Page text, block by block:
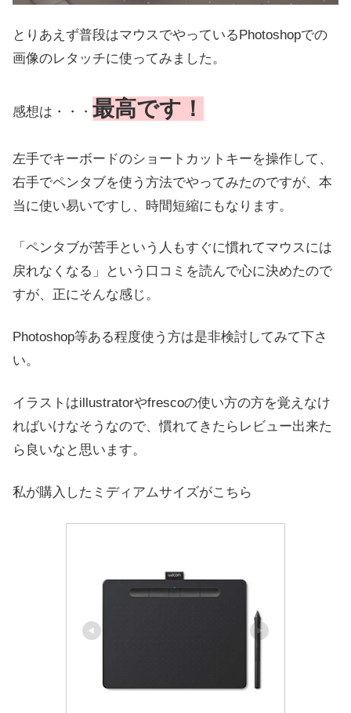
とりあえず普段はマウスでやっているPhotoshopでの
画像のレタッチに使ってみました。
感想は・・・ 最高です！
左手でキーボードのショートカットキーを操作して、
右手でペンタブを使う方法でやってみたのですが、本
当に使い易いですし、時間短縮にもなります。
「ペンタブが苦手という人もすぐに慣れてマウスには
戻れなくなる」という口コミを読んで心に決めたので
すが、正にそんな感じ。
Photoshop等ある程度使う方は是非検討してみて下さ
い。
イラストはillustratorやfrescoの使い方の方を覚えなけ
ればいけなそうなので、慣れてきたらレビュー出来た
ら良いなと思います。
私が購入したミディアムサイズがこちら